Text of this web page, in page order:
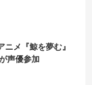
メ『鯨を夢む』
声優参加